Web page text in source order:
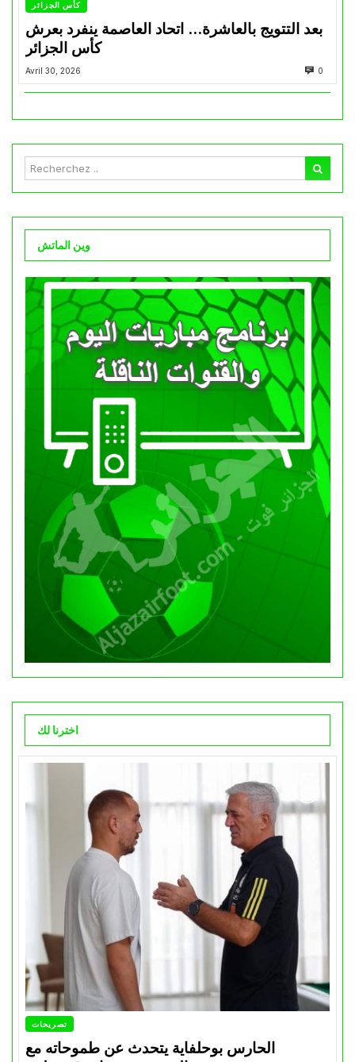
كأس الجزائر
بعد التتويج بالعاشرة… اتحاد العاصمة ينفرد بعرش
كأس الجزائر
Avril 30, 2026 0
وين الماتش
اخترنا لك
تصريحات
الحارس بوحلفاية يتحدث عن طموحاته مع